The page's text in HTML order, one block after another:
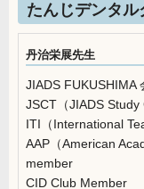
たんじデンタ
丹治栄展先生
JIADS FUKUSHIMA
JSCT（JIADS
ITI（International
AAP（American
member
CID Club Member